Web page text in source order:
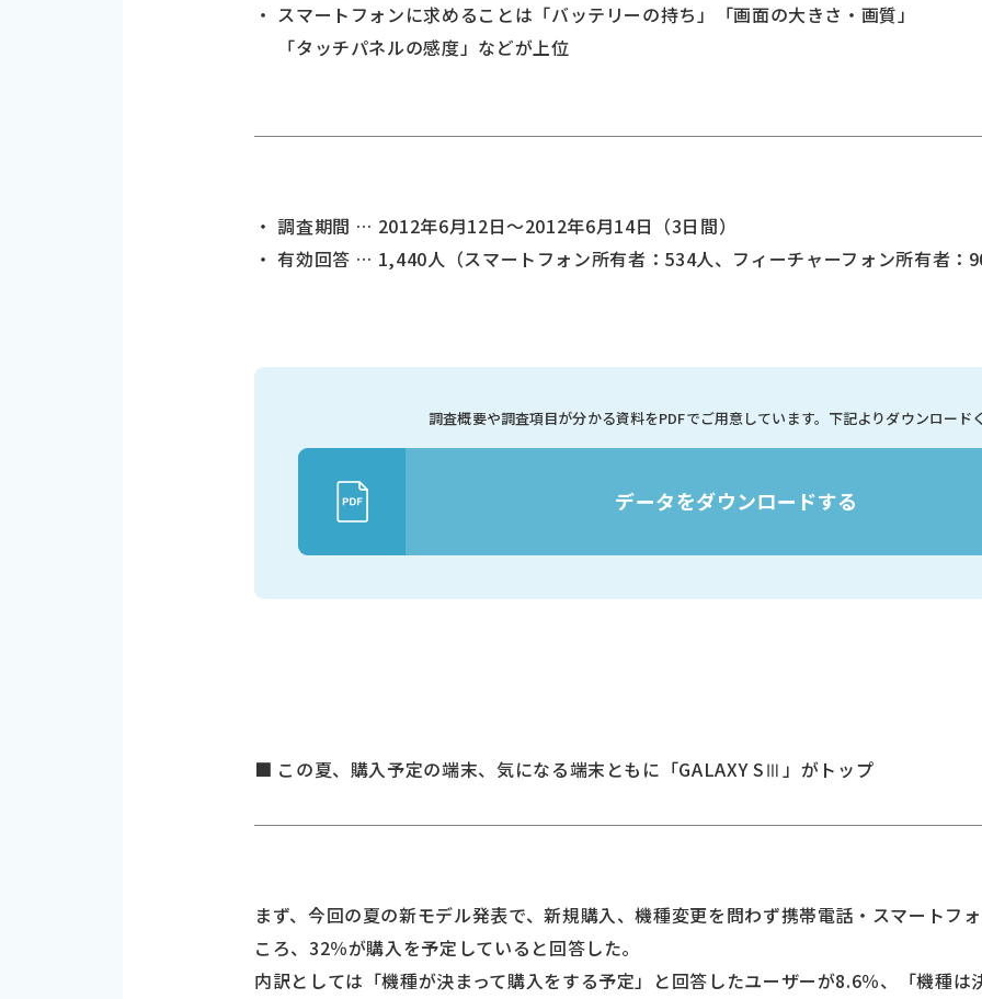
・ スマートフォンに求めることは「バッテリーの持ち」「画面の大きさ・画質」
「タッチパネルの感度」などが上位
・ 調査期間 … 2012年6月12日～2012年6月14日（3日間）
・ 有効回答 … 1,440人（スマートフォン所有者：534人、フィーチャーフォン所有者：
調査概要や調査項目が分かる資料をPDFでご用意しています。 下記よりダウンロード
データをダウンロードする
■ この夏、購入予定の端末、気になる端末ともに「GALAXY SⅢ」がトップ
まず、今回の夏の新モデル発表で、新規購入、機種変更を問わず携帯電話・スマートフ
ころ、32％が購入を予定していると回答した。
内訳としては「機種が決まって購入をする予定」と回答したユーザーが8.6％、「機種は